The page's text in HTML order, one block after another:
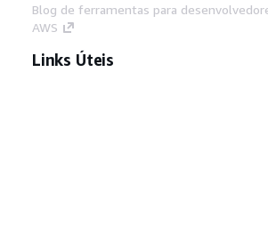
Blog de ferramentas para
AWS
Links Úteis